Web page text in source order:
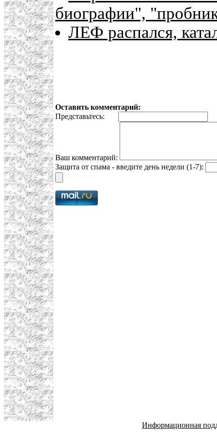
биографии",
ЛЕФ распался,
Оставить комментарий:
Представьтесь:
Ваш комментарий:
Защита от спама - введите день недели (1-7):
Информационная